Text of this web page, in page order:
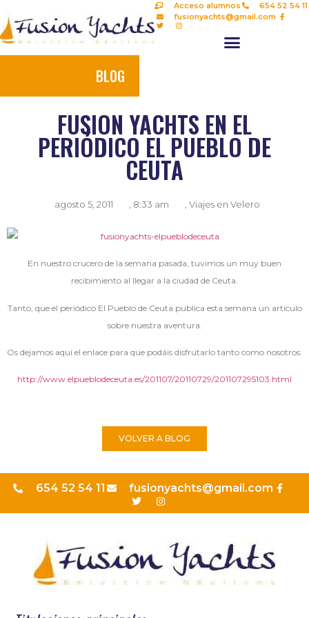
Acceso alumnos
654 52 54 11
fusionyachts@gmail.com
BLOG
FUSION YACHTS EN EL
PERIÓDICO EL PUEBLO DE
CEUTA
agosto 5, 2011 8:33 am Viajes en Velero
En nuestro crucero de la semana pasada, tuvimos un muy buen
recibimiento al llegar a la ciudad de Ceuta.
Tanto, que el periódico El Pueblo de Ceuta publica esta semana un artículo
sobre nuestra aventura.
Os dejamos aquí el enlace para que podáis disfrutarlo tanto como nosotros:
http://www.elpueblodeceuta.es/201107/20110729/201107295103.html
VOLVER A BLOG
654 52 54 11 fusionyachts@gmail.com